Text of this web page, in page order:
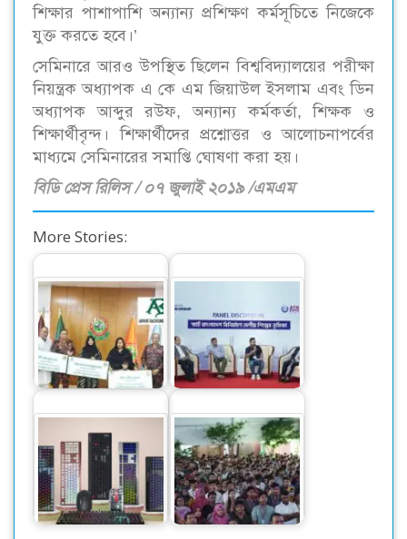
শিক্ষার পাশাপাশি অন্যান্য প্রশিক্ষণ কর্মসূচিতে নিজেকে
যুক্ত করতে হবে।’
সেমিনারে আরও উপস্থিত ছিলেন বিশ্ববিদ্যালয়ের পরীক্ষা
নিয়ন্ত্রক অধ্যাপক এ কে এম জিয়াউল ইসলাম এবং ডিন
অধ্যাপক আব্দুর রউফ, অন্যান্য কর্মকর্তা, শিক্ষক ও
শিক্ষার্থীবৃন্দ। শিক্ষার্থীদের প্রশ্নোত্তর ও আলোচনাপর্বের
মাধ্যমে সেমিনারের সমাপ্তি ঘোষণা করা হয়।
বিডি প্রেস রিলিস / ০৭ জুলাই ২০১৯ /এমএম
More Stories:
শহীদ ফায়ার ফাইটারদের
পরিবারের পাশে আনভীর
বসুন্ধরা গ্রুপ
স্মার্ট বাংলাদেশ বিনির্মাণে
‘সেন্ট্রাল ফোরাম’ গঠনের
আহ্বান
নতুন মডেলের
মেকানিক্যাল, আরজিবি
ও রিচার্জেবল…
আইইউবিএটি’র ফল
২০২৪ সেমিস্টারের নবীন
শিক্ষার্থীদের…